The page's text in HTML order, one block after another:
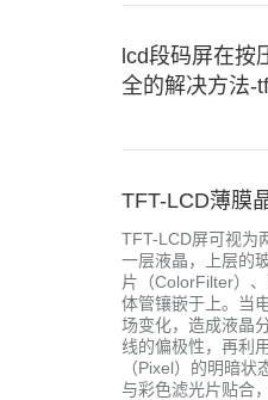
lcd段码屏在按
全的解决方法-
TFT-LCD薄膜
TFT-LCD屏可视为
一层液晶，上层的
片（ColorFilter）
体管镶嵌于上。当
场变化，造成液晶
线的偏极性，再利
（Pixel）的明暗状
与彩色滤光片贴合